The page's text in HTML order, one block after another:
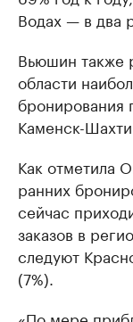
Водах — в два
Вьюшин также
области
бронирования
Каменск-
Как отметила
ранних
сейчас
заказов в
следуют
(7%).